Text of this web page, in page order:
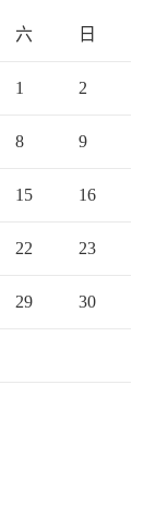
六 日
1 2
8 9
15 16
22 23
29 30